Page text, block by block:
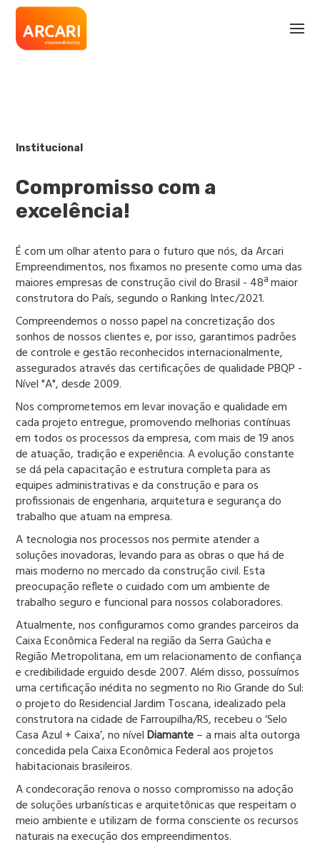
Institucional
Compromisso com a
excelência!
É com um olhar atento para o futuro que nós, da Arcari
Empreendimentos, nos fixamos no presente como uma das
maiores empresas de construção civil do Brasil - 48ª maior
construtora do País, segundo o Ranking Intec/2021.
Compreendemos o nosso papel na concretização dos
sonhos de nossos clientes e, por isso, garantimos padrões
de controle e gestão reconhecidos internacionalmente,
assegurados através das certificações de qualidade PBQP -
Nível "A", desde 2009.
Nos comprometemos em levar inovação e qualidade em
cada projeto entregue, promovendo melhorias contínuas
em todos os processos da empresa, com mais de 19 anos
de atuação, tradição e experiência. A evolução constante
se dá pela capacitação e estrutura completa para as
equipes administrativas e da construção e para os
profissionais de engenharia, arquitetura e segurança do
trabalho que atuam na empresa.
A tecnologia nos processos nos permite atender a
soluções inovadoras, levando para as obras o que há de
mais moderno no mercado da construção civil. Esta
preocupação reflete o cuidado com um ambiente de
trabalho seguro e funcional para nossos colaboradores.
Atualmente, nos configuramos como grandes parceiros da
Caixa Econômica Federal na região da Serra Gaúcha e
Região Metropolitana, em um relacionamento de confiança
e credibilidade erguido desde 2007. Além disso, possuímos
uma certificação inédita no segmento no Rio Grande do Sul:
o projeto do Residencial Jardim Toscana, idealizado pela
construtora na cidade de Farroupilha/RS, recebeu o ‘Selo
Casa Azul + Caixa’, no nívelDiamante– a mais alta outorga
concedida pela Caixa Econômica Federal aos projetos
habitacionais brasileiros.
A condecoração renova o nosso compromisso na adoção
de soluções urbanísticas e arquitetônicas que respeitam o
meio ambiente e utilizam de forma consciente os recursos
naturais na execução dos empreendimentos.